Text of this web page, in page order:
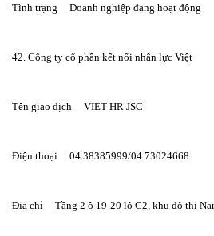
Tình trạng     Doanh nghiệp đang hoạt động
42. Công ty cổ phần kết nối nhân lực Việt
Tên giao dịch     VIET HR JSC
Điện thoại     04.38385999/04.73024668
Địa chỉ     Tầng 2 ô 19-20 lô C2, khu đô thị